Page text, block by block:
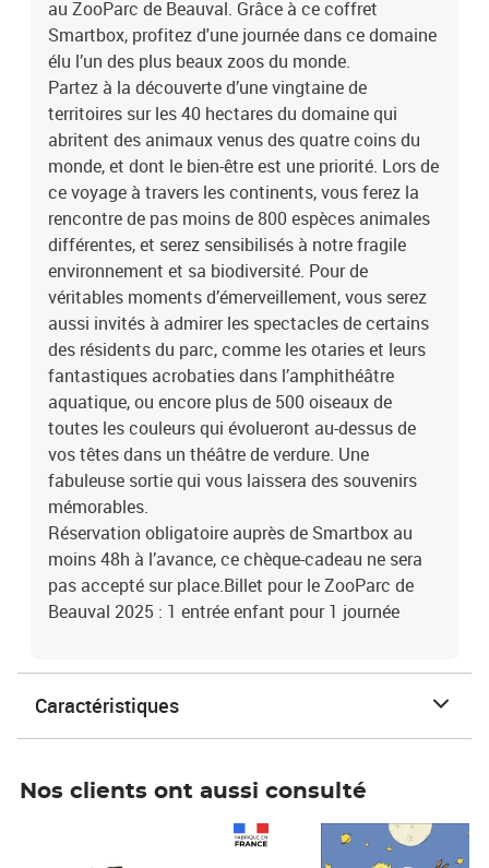
sortie qui vous laissera des souvenirs mémorables. Réservation
obligatoire auprès de Smartbox au moins 48h à l’avance, ce
chèque-cadeau ne sera pas accepté sur place.Billet pour le
ZooParc de Beauval 2025 : 1 entrée enfant pour 1 journée
au ZooParc de Beauval. Grâce à ce coffret
Smartbox, profitez d'une journée dans ce domaine
élu l’un des plus beaux zoos du monde.
Partez à la découverte d’une vingtaine de
territoires sur les 40 hectares du domaine qui
abritent des animaux venus des quatre coins du
monde, et dont le bien-être est une priorité. Lors de
ce voyage à travers les continents, vous ferez la
rencontre de pas moins de 800 espèces animales
différentes, et serez sensibilisés à notre fragile
environnement et sa biodiversité. Pour de
véritables moments d’émerveillement, vous serez
aussi invités à admirer les spectacles de certains
des résidents du parc, comme les otaries et leurs
fantastiques acrobaties dans l’amphithéâtre
aquatique, ou encore plus de 500 oiseaux de
toutes les couleurs qui évolueront au-dessus de
vos têtes dans un théâtre de verdure. Une
fabuleuse sortie qui vous laissera des souvenirs
mémorables.
Réservation obligatoire auprès de Smartbox au
moins 48h à l’avance, ce chèque-cadeau ne sera
pas accepté sur place.Billet pour le ZooParc de
Beauval 2025 : 1 entrée enfant pour 1 journée
Caractéristiques
Nos clients ont aussi consulté
Prix 7,50€